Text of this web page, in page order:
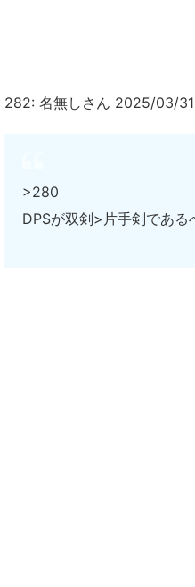
282: 名無しさん 2025/03/
>280
DPSが双剣>片手剣である